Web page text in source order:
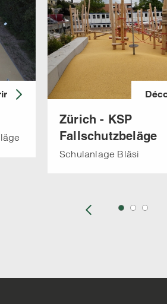
Zürich - KSP
Fallschutzbeläge
Schulanlage Bläsi